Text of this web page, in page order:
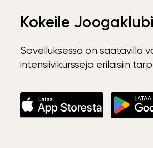
Kokeile
Sovelluksessa on saatavilla
intensiivikursseja erilaisiin